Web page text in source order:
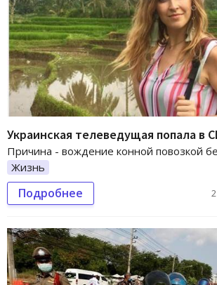
Украинская телеведущая попала в
Причина - вождение конной повозкой
Жизнь
Подробнее